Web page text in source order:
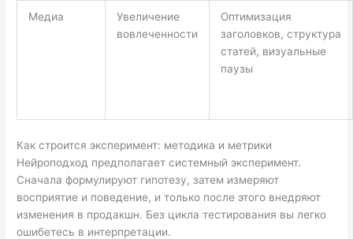
Медиа
Увеличение
вовлеченности
Оптимизация
заголовков, структура
статей, визуальные
паузы
Как строится эксперимент: методика и метрики
Нейроподход предполагает системный эксперимент.
Сначала формулируют гипотезу, затем измеряют
восприятие и поведение, и только после этого внедряют
изменения в продакшн. Без цикла тестирования вы легко
ошибетесь в интерпретации.